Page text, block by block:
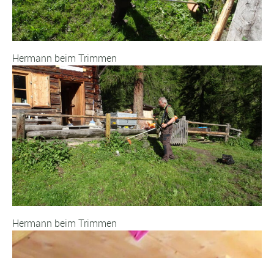
Hermann beim Trimmen
Hermann beim Trimmen